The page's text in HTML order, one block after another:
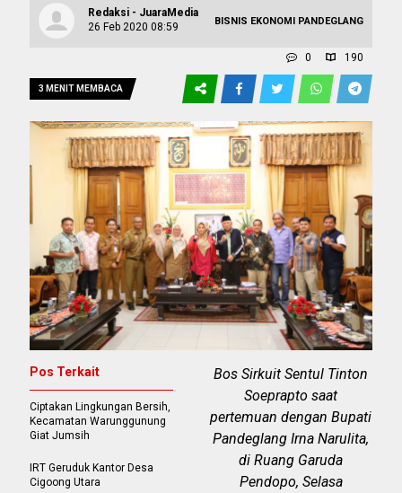
Redaksi - JuaraMedia
26 Feb 2020 08:59
BISNIS EKONOMI PANDEGLANG
0 190
3 MENIT MEMBACA
Bos Sirkuit Sentul Tinton
Soeprapto saat
pertemuan dengan Bupati
Pandeglang Irna Narulita,
di Ruang Garuda
Pendopo, Selasa
Pos Terkait
Ciptakan Lingkungan Bersih,
Kecamatan Warunggunung
Giat Jumsih
IRT Geruduk Kantor Desa
Cigoong Utara